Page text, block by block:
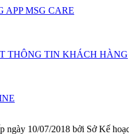
APP MSG CARE
THÔNG TIN KHÁCH HÀNG
ngày 10/07/2018 bởi Sở Kế